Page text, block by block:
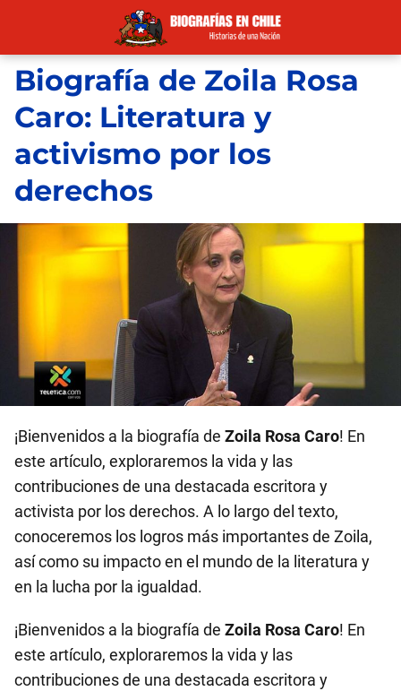
Biografía de Zoila Rosa
Caro: Literatura y
activismo por los
derechos
¡Bienvenidos a la biografía de Zoila Rosa Caro! En
este artículo, exploraremos la vida y las
contribuciones de una destacada escritora y
activista por los derechos. A lo largo del texto,
conoceremos los logros más importantes de Zoila,
así como su impacto en el mundo de la literatura y
en la lucha por la igualdad.
¡Bienvenidos a la biografía de Zoila Rosa Caro! En
este artículo, exploraremos la vida y las
contribuciones de una destacada escritora y